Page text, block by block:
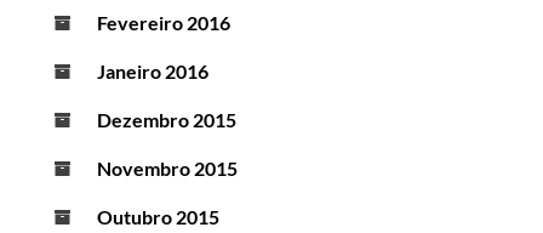
Fevereiro 2016
Janeiro 2016
Dezembro 2015
Novembro 2015
Outubro 2015